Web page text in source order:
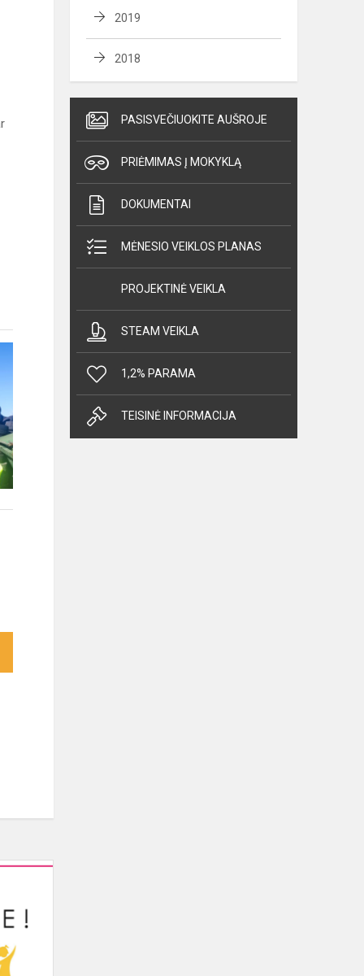
2019
2018
PASISVEČIUOKITE AUŠROJE
PRIĖMIMAS Į MOKYKLĄ
DOKUMENTAI
MĖNESIO VEIKLOS PLANAS
PROJEKTINĖ VEIKLA
STEAM VEIKLA
1,2% PARAMA
TEISINĖ INFORMACIJA